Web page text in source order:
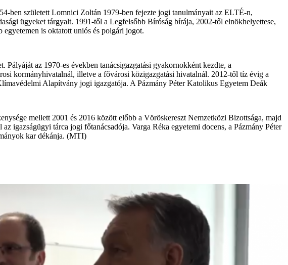
ben született Lomnici Zoltán 1979-ben fejezte jogi tanulmányait az ELTÉ-n,
ügyeket tárgyalt. 1991-től a Legfelsőbb Bíróság bírája, 2002-től elnökhelyettese,
is oktatott uniós és polgári jogot.
az 1970-es években tanácsigazgatási gyakornokként kezdte, a
kormányhivatalnál, illetve a fővárosi közigazgatási hivatalnál. 2012-től tíz évig a
Alapítvány jogi igazgatója. A Pázmány Péter Katolikus Egyetem Deák
mellett 2001 és 2016 között előbb a Vöröskereszt Nemzetközi Bizottsága, majd
igazságügyi tárca jogi főtanácsadója. Varga Réka egyetemi docens, a Pázmány Péter
kar dékánja. (MTI)